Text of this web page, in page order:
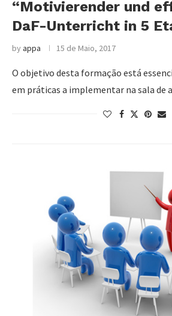
“Motivierender und
DaF-Unterricht in 5
byappa 15 de Maio, 2017
O objetivo desta formação está
em práticas a implementar na sala de